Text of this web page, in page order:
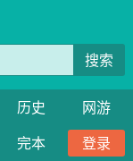
搜索
历史
网游
完本 登录